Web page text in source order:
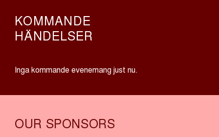
KOMMANDE
HÄNDELSER
Inga kommande evenemang just nu.
OUR SPONSORS